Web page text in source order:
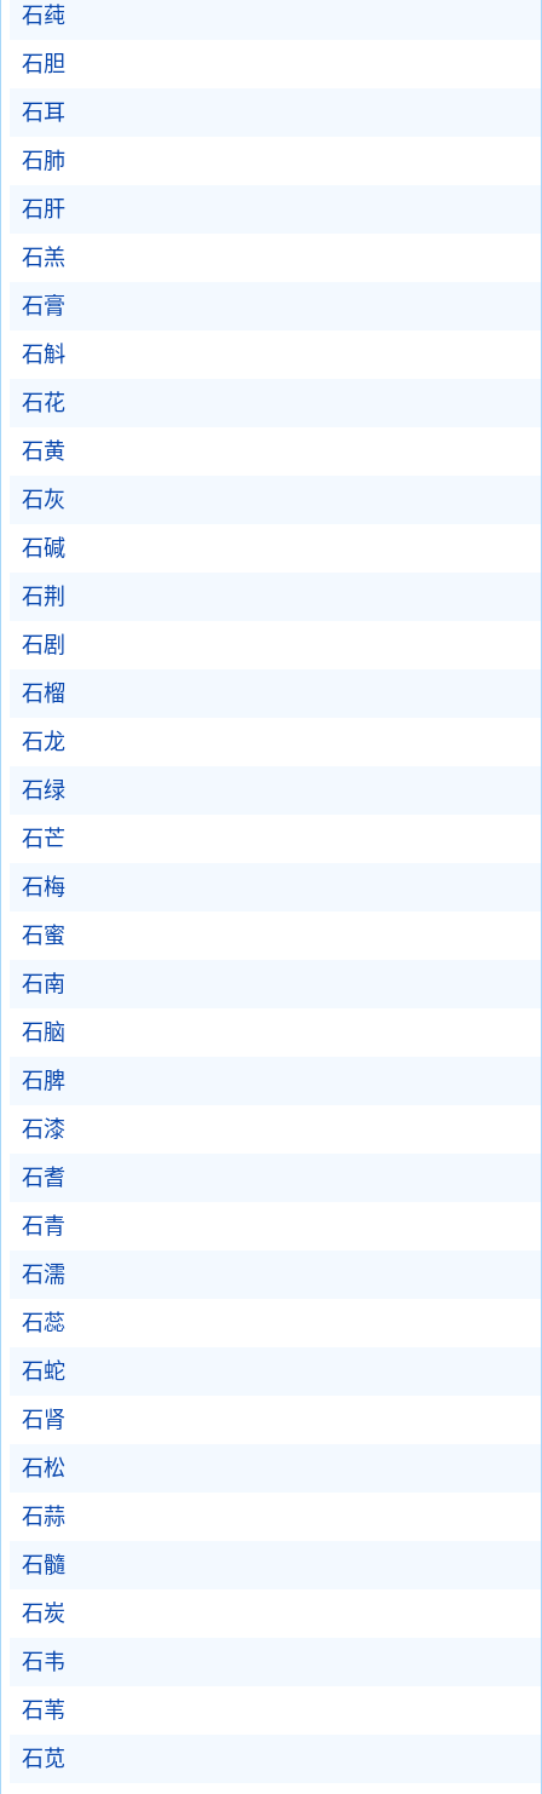
石莼
石胆
石耳
石肺
石肝
石羔
石膏
石斛
石花
石黄
石灰
石碱
石荆
石剧
石榴
石龙
石绿
石芒
石梅
石蜜
石南
石脑
石脾
石漆
石耆
石青
石濡
石蕊
石蛇
石肾
石松
石蒜
石髓
石炭
石韦
石苇
石苋